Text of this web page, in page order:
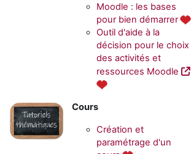
Moodle : les bases
pour bien démarrer
Outil d'aide à la
décision pour le choix
des activités et
ressources Moodle
Cours
Création et
paramétrage d'un